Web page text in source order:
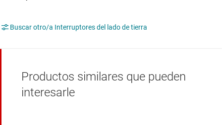
Buscar otro/a Interruptores del lado de tierra
Productos similares que pueden
interesarle